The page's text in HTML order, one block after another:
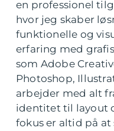
en professionel
hvor jeg skaber
funktionelle og
erfaring med
som Adobe
Photoshop,
arbejder med alt
identitet til layout
fokus er altid på at